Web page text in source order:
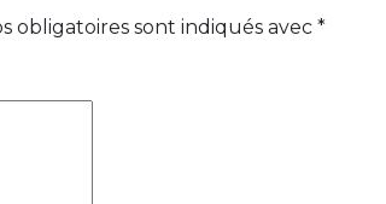
obligatoires sont indiqués avec *